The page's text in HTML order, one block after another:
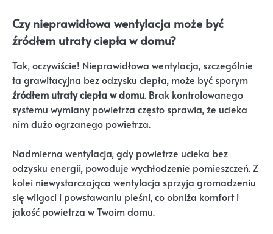
Czy nieprawidłowa wentylacja może być
źródłem utraty ciepła w domu?
Tak, oczywiście! Nieprawidłowa wentylacja, szczególnie
ta grawitacyjna bez odzysku ciepła, może być sporym
źródłem utraty ciepła w domu. Brak kontrolowanego
systemu wymiany powietrza często sprawia, że ucieka
nim dużo ogrzanego powietrza.
Nadmierna wentylacja, gdy powietrze ucieka bez
odzysku energii, powoduje wychłodzenie pomieszczeń. Z
kolei niewystarczająca wentylacja sprzyja gromadzeniu
się wilgoci i powstawaniu pleśni, co obniża komfort i
jakość powietrza w Twoim domu.